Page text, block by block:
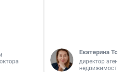
Екатерина
директор
недвижимости